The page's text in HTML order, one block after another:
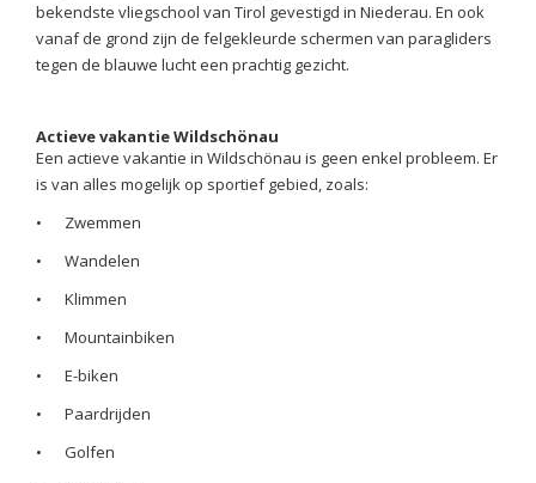
bekendste vliegschool van Tirol gevestigd in Niederau. En ook
vanaf de grond zijn de felgekleurde schermen van paragliders
tegen de blauwe lucht een prachtig gezicht.
Actieve vakantie Wildschönau
Een actieve vakantie in Wildschönau is geen enkel probleem. Er
is van alles mogelijk op sportief gebied, zoals:
•
Zwemmen
•
Wandelen
•
Klimmen
•
Mountainbiken
•
E-biken
•
Paardrijden
•
Golfen